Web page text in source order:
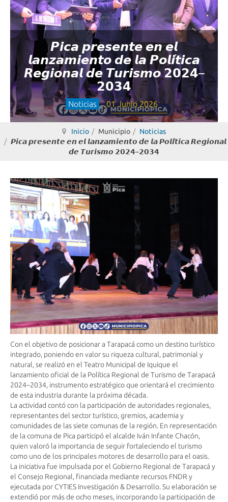
Inicio Municipio
Noticias
𝙋𝙞𝙘𝙖 𝙥𝙧𝙚𝙨𝙚𝙣𝙩𝙚 𝙚𝙣 𝙚𝙡 𝙡𝙖𝙣𝙯𝙖𝙢𝙞𝙚𝙣𝙩𝙤 𝙙𝙚 𝙡𝙖 𝙋𝙤𝙡𝙞́𝙩𝙞𝙘𝙖 𝙍𝙚𝙜𝙞𝙤𝙣𝙖𝙡
𝙙𝙚 𝙏𝙪𝙧𝙞𝙨𝙢𝙤 𝟮𝟬𝟮𝟰–𝟮𝟬𝟯𝟰
𝙋𝙞𝙘𝙖 𝙥𝙧𝙚𝙨𝙚𝙣𝙩𝙚 𝙚𝙣 𝙚𝙡
𝙡𝙖𝙣𝙯𝙖𝙢𝙞𝙚𝙣𝙩𝙤 𝙙𝙚 𝙡𝙖 𝙋𝙤𝙡𝙞́𝙩𝙞𝙘𝙖
𝙍𝙚𝙜𝙞𝙤𝙣𝙖𝙡 𝙙𝙚 𝙏𝙪𝙧𝙞𝙨𝙢𝙤 𝟮𝟬𝟮𝟰–
𝟮𝟬𝟯𝟰
Noticias 01 Junio 2026
Con el objetivo de posicionar a Tarapacá como un destino turístico
integrado, poniendo en valor su riqueza cultural, patrimonial y
natural, se realizó en el Teatro Municipal de Iquique el
lanzamiento oficial de la Política Regional de Turismo de Tarapacá
2024–2034, instrumento estratégico que orientará el crecimiento
de esta industria durante la próxima década.
La actividad contó con la participación de autoridades regionales,
representantes del sector turístico, gremios, academia y
comunidades de las siete comunas de la región. En representación
de la comuna de Pica participó el alcalde Iván Infante Chacón,
quien valoró la importancia de seguir fortaleciendo el turismo
como uno de los principales motores de desarrollo para el oasis.
La iniciativa fue impulsada por el Gobierno Regional de Tarapacá y
el Consejo Regional, financiada mediante recursos FNDR y
ejecutada por CYTIES Investigación & Desarrollo. Su elaboración se
extendió por más de ocho meses, incorporando la participación de